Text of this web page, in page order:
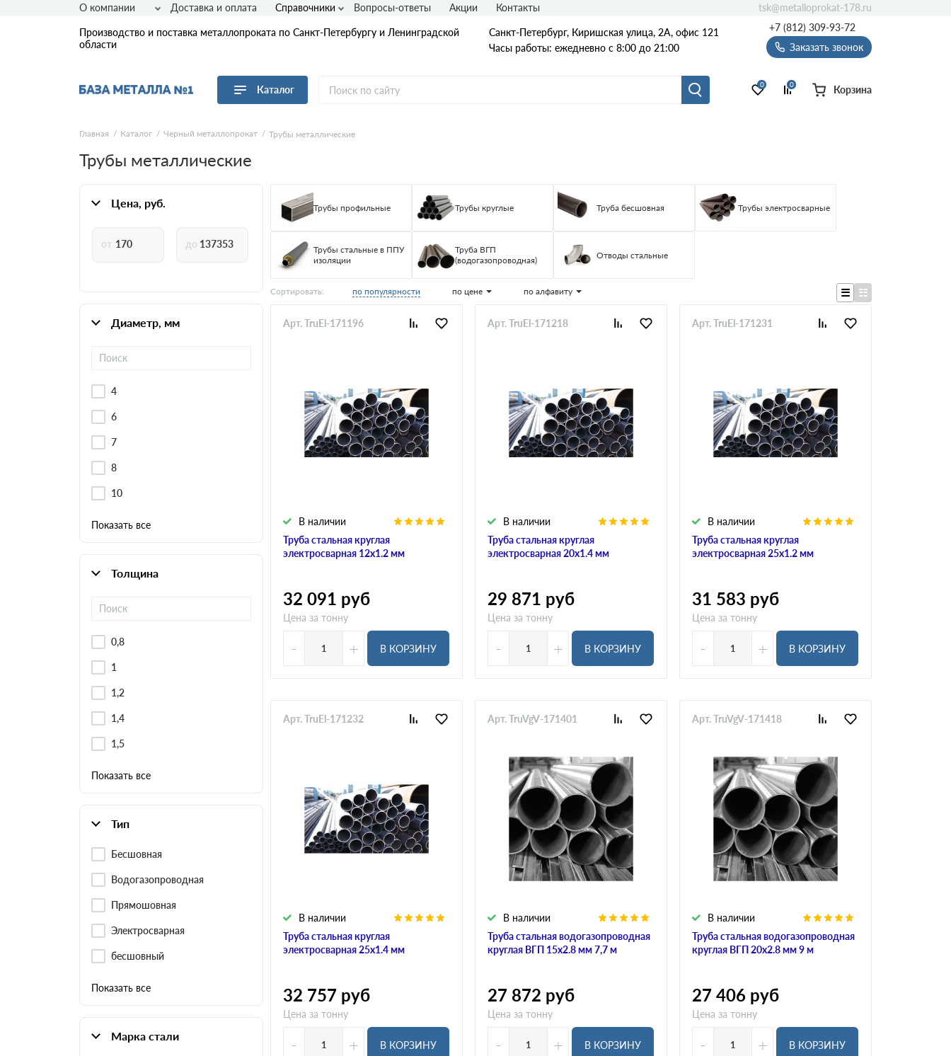
Производство и поставка металлопроката по Санкт-Петербургу и Ленинградской
области
Санкт-Петербург, Киришская улица, 2А, офис 121
Часы работы: ежедневно с 8:00 до 21:00
+7 (812) 309-93-72
Заказать звонок
Каталог
Перейти в каталог
Арматура
Трубы
Фасонный прокат
Профнастил
Цветной металлопрокат
Рифленая А3
35ГС
А500С
Композитная арматура
6
18
20
22
25
28
32
0 0 Корзина
О компании Доставка и оплата Справочники Вопросы-ответы Акции Контакты tsk@metalloprokat-178.ru
Главная Каталог Черный металлопрокат Трубы металлические
Трубы металлические
Цена, руб.
Диаметр, мм
4
6
7
8
10
Показать все
Толщина
0,8
1
1,2
1,4
1,5
Показать все
Тип
Бесшовная
Водогазопроводная
Прямошовная
Электросварная
бесшовный
Показать все
Марка стали
Трубы профильные Трубы круглые Труба бесшовная Трубы электросварные
Трубы стальные в ППУ
изоляции
Труба ВГП
(водогазопроводная)
Отводы стальные
Сортировать: по популярности по цене по алфавиту
Труба стальная круглая
электросварная 12х1.2 мм
В наличии
Арт. TruEl-171196
32 091 руб
Цена за тонну
- + В КОРЗИНУ
Труба стальная круглая
электросварная 20х1.4 мм
В наличии
Арт. TruEl-171218
29 871 руб
Цена за тонну
- + В КОРЗИНУ
Труба стальная круглая
электросварная 25х1.2 мм
В наличии
Арт. TruEl-171231
31 583 руб
Цена за тонну
- + В КОРЗИНУ
Труба стальная круглая
электросварная 25х1.4 мм
В наличии
Арт. TruEl-171232
32 757 руб
Цена за тонну
- + В КОРЗИНУ
Труба стальная водогазопроводная
круглая ВГП 15х2.8 мм 7,7 м
В наличии
Арт. TruVgV-171401
27 872 руб
Цена за тонну
- + В КОРЗИНУ
Труба стальная водогазопроводная
круглая ВГП 20х2.8 мм 9 м
В наличии
Арт. TruVgV-171418
27 406 руб
Цена за тонну
- + В КОРЗИНУ